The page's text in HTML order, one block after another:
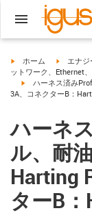
igus-icon-arrow-right
ホーム igus-
エナ
ットワーク、Ethernet
igus-icon-arrow-
ハーネス済み
3A、コネクターB：
ハーネ
ル、耐
Harting
ターB